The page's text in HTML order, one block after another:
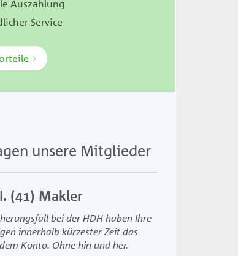
Auszahlung
Service
unsere Mitglieder
(41) Makler
bei der HDH haben Ihre
innerhalb kürzester Zeit das
Konto. Ohne hin und her.